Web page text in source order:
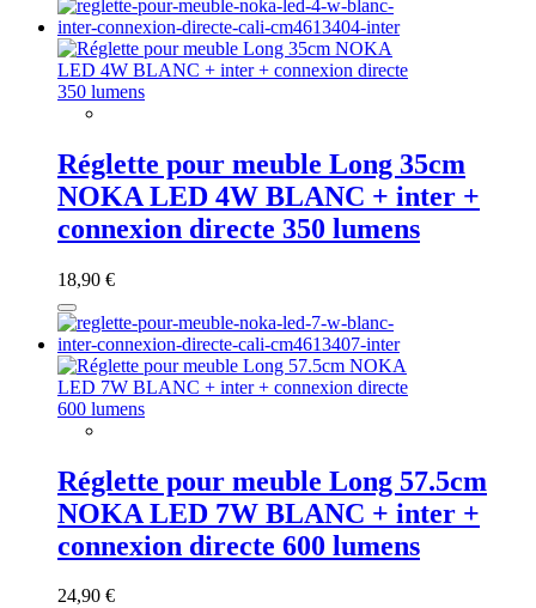
Réglette pour meuble Long 35cm
NOKA LED 4W BLANC + inter +
connexion directe 350 lumens
18,90 €
Réglette pour meuble Long 57.5cm
NOKA LED 7W BLANC + inter +
connexion directe 600 lumens
24,90 €